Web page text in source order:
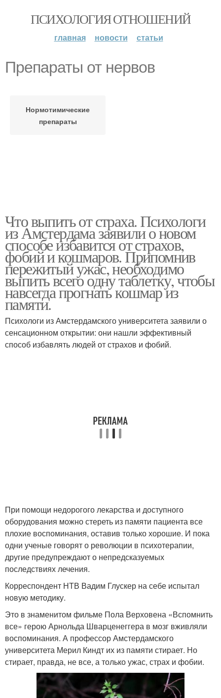
ПСИХОЛОГИЯ ОТНОШЕНИЙ
главная новости статьи
Препараты от нервов
Нормотимические
препараты
Что выпить от страха. Психологи
из Амстердама заявили о новом
способе избавится от страхов,
фобий и кошмаров. Припомнив
пережитый ужас, необходимо
выпить всего одну таблетку, чтобы
навсегда прогнать кошмар из
памяти.
Психологи из Амстердамского университета заявили о
сенсационном открытии: они нашли эффективный
способ избавлять людей от страхов и фобий.
При помощи недорогого лекарства и доступного
оборудования можно стереть из памяти пациента все
плохие воспоминания, оставив только хорошие. И пока
одни ученые говорят о революции в психотерапии,
другие предупреждают о непредсказуемых
последствиях лечения.
Корреспондент НТВ Вадим Глускер на себе испытал
новую методику.
Это в знаменитом фильме Пола Верховена «Вспомнить
все» герою Арнольда Шварценеггера в мозг вживляли
воспоминания. А профессор Амстердамского
университета Мерил Киндт их из памяти стирает. Но
стирает, правда, не все, а только ужас, страх и фобии.